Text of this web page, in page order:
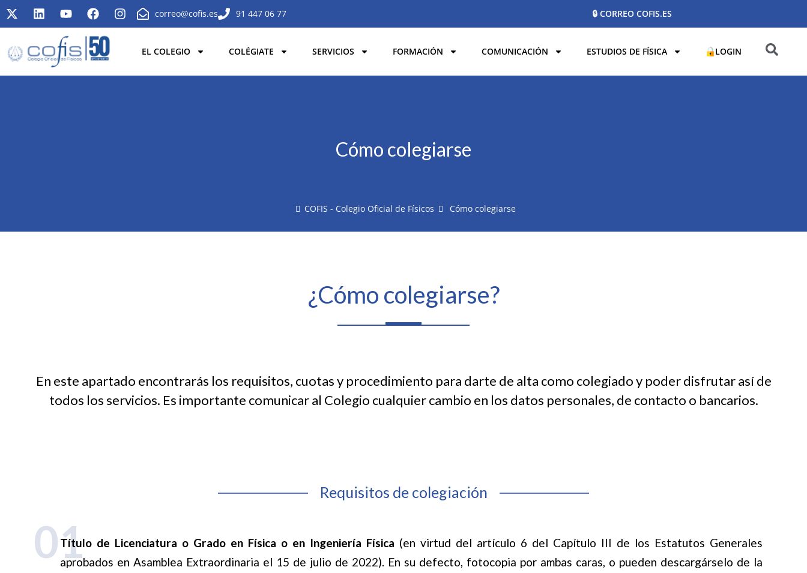
correo@cofis.es 91 447 06 77 🔒 CORREO COFIS.ES
EL COLEGIO COLÉGIATE SERVICIOS FORMACIÓN COMUNICACIÓN ESTUDIOS DE FÍSICA LOGIN
Cómo colegiarse
COFIS - Colegio Oficial de Físicos Cómo colegiarse
¿Cómo colegiarse?
En este apartado encontrarás los requisitos, cuotas y procedimiento para darte de alta como colegiado y poder disfrutar así de
todos los servicios. Es importante comunicar al Colegio cualquier cambio en los datos personales, de contacto o bancarios.
Requisitos de colegiación
Título de Licenciatura o Grado en Física o en Ingeniería Física (en virtud del artículo 6 del Capítulo III de los Estatutos Generales
aprobados en Asamblea Extraordinaria el 15 de julio de 2022). En su defecto, fotocopia por ambas caras, o pueden descargárselo de la
01